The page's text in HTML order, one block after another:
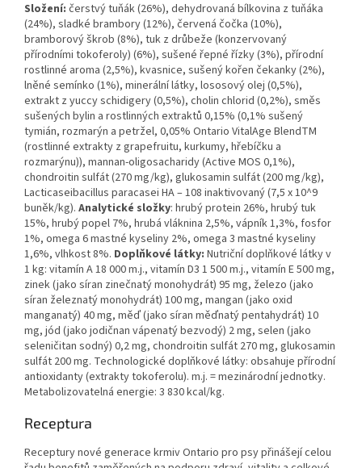
Složení: čerstvý tuňák (26%), dehydrovaná bílkovina z tuňáka
(24%), sladké brambory (12%), červená čočka (10%),
bramborový škrob (8%), tuk z drůbeže (konzervovaný
přírodními tokoferoly) (6%), sušené řepné řízky (3%), přírodní
rostlinné aroma (2,5%), kvasnice, sušený kořen čekanky (2%),
lněné semínko (1%), minerální látky, lososový olej (0,5%),
extrakt z yuccy schidigery (0,5%), cholin chlorid (0,2%), směs
sušených bylin a rostlinných extraktů 0,15% (0,1% sušený
tymián, rozmarýn a petržel, 0,05% Ontario VitalAge BlendTM
(rostlinné extrakty z grapefruitu, kurkumy, hřebíčku a
rozmarýnu)), mannan-oligosacharidy (Active MOS 0,1%),
chondroitin sulfát (270 mg/kg), glukosamin sulfát (200 mg/kg),
Lacticaseibacillus paracasei HA – 108 inaktivovaný (7,5 x 10^9
buněk/kg). Analytické složky: hrubý protein 26%, hrubý tuk
15%, hrubý popel 7%, hrubá vláknina 2,5%, vápník 1,3%, fosfor
1%, omega 6 mastné kyseliny 2%, omega 3 mastné kyseliny
1,6%, vlhkost 8%. Doplňkové látky: Nutriční doplňkové látky v
1 kg: vitamín A 18 000 m.j., vitamín D3 1 500 m.j., vitamín E 500 mg,
zinek (jako síran zinečnatý monohydrát) 95 mg, železo (jako
síran železnatý monohydrát) 100 mg, mangan (jako oxid
manganatý) 40 mg, měď (jako síran měďnatý pentahydrát) 10
mg, jód (jako jodičnan vápenatý bezvodý) 2 mg, selen (jako
seleničitan sodný) 0,2 mg, chondroitin sulfát 270 mg, glukosamin
sulfát 200 mg. Technologické doplňkové látky: obsahuje přírodní
antioxidanty (extrakty tokoferolu). m.j. = mezinárodní jednotky.
Metabolizovatelná energie: 3 830 kcal/kg.
Receptura
Receptury nové generace krmiv Ontario pro psy přinášejí celou